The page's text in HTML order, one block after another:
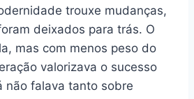
trouxe mudanças,
deixados para trás. O
mas com menos peso do
valorizava o sucesso
não falava tanto sobre